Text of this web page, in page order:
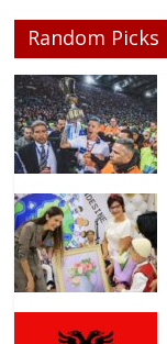
Random Picks